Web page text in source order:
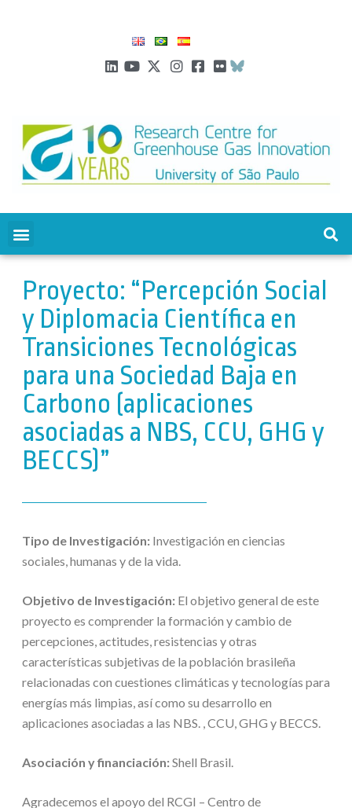
Proyecto: “Percepción Social
y Diplomacia Científica en
Transiciones Tecnológicas
para una Sociedad Baja en
Carbono (aplicaciones
asociadas a NBS, CCU, GHG y
BECCS)”
Tipo de Investigación:Investigación en ciencias
sociales, humanas y de la vida.
Objetivo de Investigación:El objetivo general de este
proyecto es comprender la formación y cambio de
percepciones, actitudes, resistencias y otras
características subjetivas de la población brasileña
relacionadas con cuestiones climáticas y tecnologías para
energías más limpias, así como su desarrollo en
aplicaciones asociadas a las NBS. , CCU, GHG y BECCS.
Asociación y financiación:Shell Brasil.
Agradecemos el apoyo del RCGI – Centro de